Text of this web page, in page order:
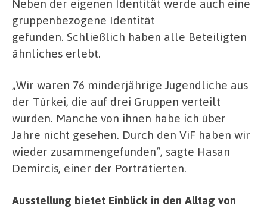
Neben der eigenen Identität werde auch eine
gruppenbezogene Identität
gefunden. Schließlich haben alle Beteiligten
ähnliches erlebt.
„Wir waren 76 minderjährige Jugendliche aus
der Türkei, die auf drei Gruppen verteilt
wurden. Manche von ihnen habe ich über
Jahre nicht gesehen. Durch den ViF haben wir
wieder zusammengefunden“, sagte Hasan
Demircis, einer der Porträtierten.
Ausstellung bietet Einblick in den Alltag von